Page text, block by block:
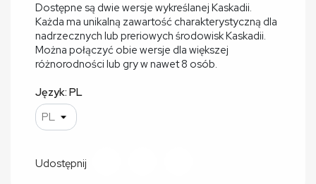
Dostępne są dwie wersje wykreślanej Kaskadii.
Każda ma unikalną zawartość charakterystyczną dla
nadrzecznych lub preriowych środowisk Kaskadii.
Można połączyć obie wersje dla większej
różnorodności lub gry w nawet 8 osób.
Język: PL
Udostępnij